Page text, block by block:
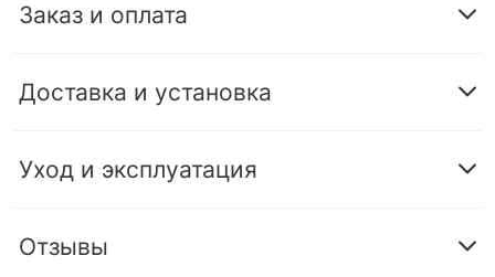
Заказ и оплата
Доставка и установка
Уход и эксплуатация
Отзывы